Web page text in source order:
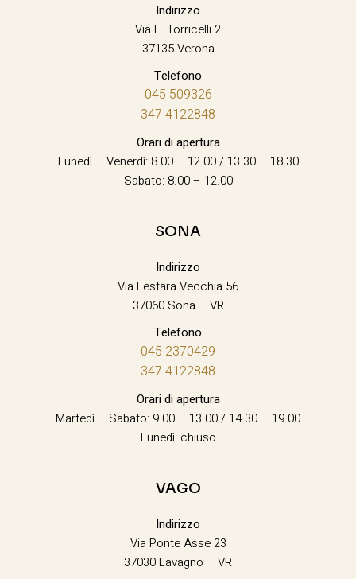
Indirizzo
Via E. Torricelli 2
37135 Verona
Telefono
045 509326
347 4122848
Orari di apertura
Lunedì – Venerdì: 8.00 – 12.00 / 13.30 – 18.30
Sabato: 8.00 – 12.00
SONA
Indirizzo
Via Festara Vecchia 56
37060 Sona – VR
Telefono
045 2370429
347 4122848
Orari di apertura
Martedì – Sabato: 9.00 – 13.00 / 14.30 – 19.00
Lunedì: chiuso
VAGO
Indirizzo
Via Ponte Asse 23
37030 Lavagno – VR